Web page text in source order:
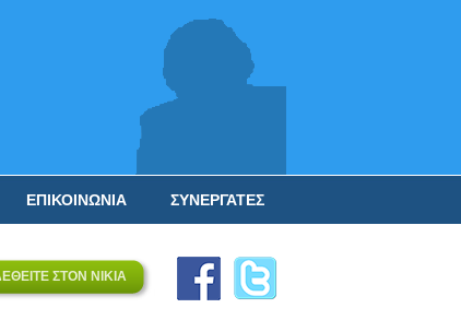
ΣΥΝΕΡΓΑΤΕΣ
ΕΠΙΚΟΙΝΩΝΙΑ
ΣΤΟΝ ΝΙΚΙΑ